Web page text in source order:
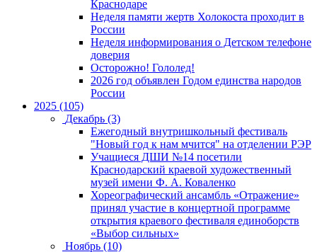
Краснодаре
Неделя памяти жертв Холокоста проходит в
России
Неделя информирования о Детском телефоне
доверия
Осторожно! Гололед!
2026 год объявлен Годом единства народов
России
2025 (105)
Декабрь (3)
Ежегодный внутришкольный фестиваль
"Новый год к нам мчится" на отделении РЭР
Учащиеся ДШИ №14 посетили
Краснодарский краевой художественный
музей имени Ф. А. Коваленко
Хореографический ансамбль «Отражение»
принял участие в концертной программе
открытия краевого фестиваля единоборств
«Выбор сильных»
Ноябрь (10)